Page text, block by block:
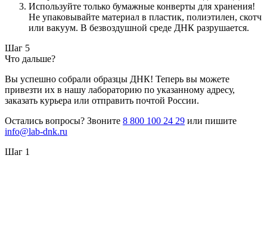
Используйте только бумажные конверты для хранения!
Не упаковывайте материал в пластик, полиэтилен, скотч
или вакуум. В безвоздушной среде ДНК разрушается.
Шаг 5
Что дальше?
Вы успешно собрали образцы ДНК! Теперь вы можете
привезти их в нашу лабораторию по указанному адресу,
заказать курьера или отправить почтой России.
Остались вопросы? Звоните 8 800 100 24 29 или пишите
info@lab-dnk.ru
Шаг 1